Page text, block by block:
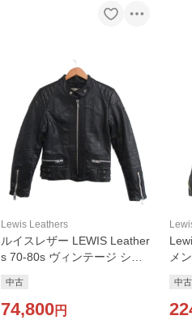
Lewis Leathers
ルイスレザー LEWIS Leather
s 70-80s ヴィンテージ シン
黒 ブラック ■AO2 メンズ
中古
74,800円
メ
中古